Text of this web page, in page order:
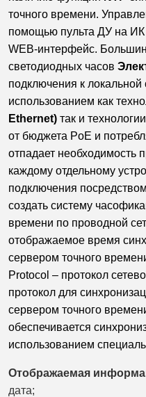
точного времени.
помощью пульта ДУ на ИК
WEB-интерфейс.
светодиодных часов
подключения к локальной
использованием как
Ethernet) так и технологии
от бюджета PoE и
отпадает необходимость
каждому отдельному
подключения посредством
создать систему
времени по проводной
отображаемое время
сервером точного
Protocol – протокол
протокол для
сервером точного
обеспечивается
использованием
Отображаемая
дата;